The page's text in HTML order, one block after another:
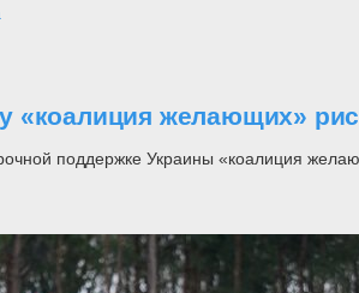
«коалиция желающих»
поддержке Украины «коалиция